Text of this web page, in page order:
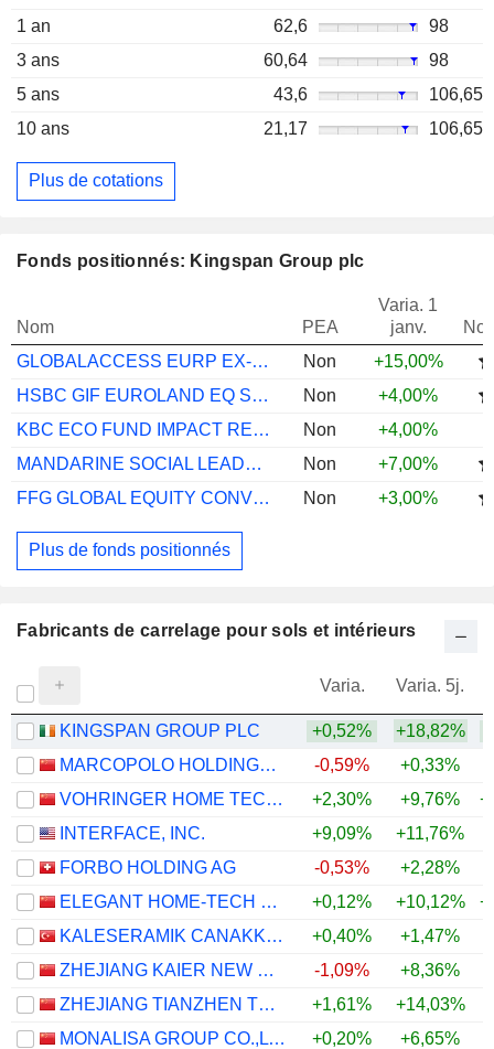
1 an
62,6
98
3 ans
60,64
98
5 ans
43,6
106,65
10 ans
21,17 106,65
Plus de cotations
Fonds positionnés: Kingspan Group plc
Nom PEA
Varia. 1
janv.
GLOBALACCESS EURP EX-UK ALPHA M DIS EUR
Non
+15,00%
HSBC GIF EUROLAND EQ SMLR COMS ZC
Non
+4,00%
KBC ECO FUND IMPACT RESP INV CL CAP
Non
+4,00%
MANDARINE SOCIAL LEADERS M
Non
+7,00%
FFG GLOBAL EQUITY CONVICTIONS R EUR ACC
Non +3,00%
Plus de fonds positionnés
Fabricants de carrelage pour sols et intérieurs
Varia. Varia. 5j.
KINGSPAN GROUP PLC +0,52% +18,82%
MARCOPOLO HOLDINGS CO., LTD.
-0,59%
+0,33%
VOHRINGER HOME TECHNOLOGY CO.,LTD.
+2,30% +9,76%
INTERFACE, INC.
+9,09% +11,76%
FORBO HOLDING AG
-0,53% +2,28%
ELEGANT HOME-TECH CO., LTD.
+0,12% +10,12%
KALESERAMIK CANAKKALE KALEBODUR SERAMIK SANAYI
+0,40% +1,47%
ZHEJIANG KAIER NEW MATERIALS CO.,LTD.
-1,09% +8,36%
ZHEJIANG TIANZHEN TECHNOLOGY CO., LTD.
+1,61% +14,03%
MONALISA GROUP CO.,LTD
+0,20% +6,65%